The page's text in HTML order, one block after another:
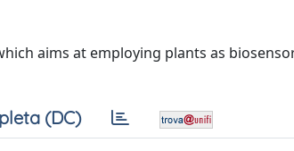
aims at employing plants as
(DC)